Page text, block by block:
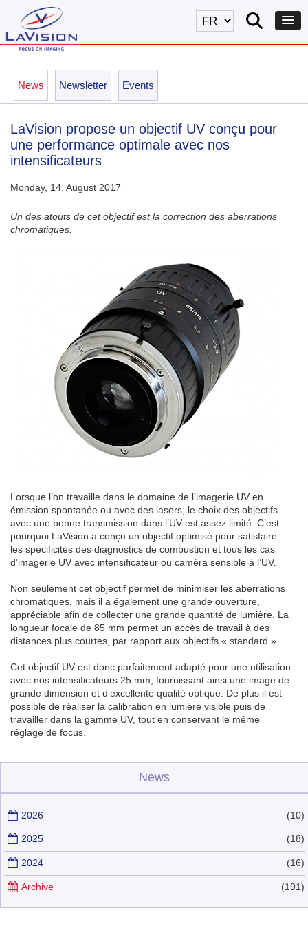
News Newsletter Events
LaVision propose un objectif UV conçu pour
une performance optimale avec nos
intensificateurs
Monday, 14. August 2017
Un des atouts de cet objectif est la correction des aberrations
chromatiques.
Lorsque l’on travaille dans le domaine de l’imagerie UV en
émission spontanée ou avec des lasers, le choix des objectifs
avec une bonne transmission dans l’UV est assez limité. C’est
pourquoi LaVision a conçu un objectif optimisé pour satisfaire
les spécificités des diagnostics de combustion et tous les cas
d’imagerie UV avec intensificateur ou caméra sensible à l’UV.
Non seulement cet objectif permet de minimiser les aberrations
chromatiques, mais il a également une grande ouverture,
appréciable afin de collecter une grande quantité de lumière. La
longueur focale de 85 mm permet un accès de travail à des
distances plus courtes, par rapport aux objectifs « standard ».
Cet objectif UV est donc parfaitement adapté pour une utilisation
avec nos intensificateurs 25 mm, fournissant ainsi une image de
grande dimension et d’excellente qualité optique. De plus il est
possible de réaliser la calibration en lumière visible puis de
travailler dans la gamme UV, tout en conservant le même
réglage de focus.
News
(10)
2026
(18)
2025
(16)
2024
(191)
Archive